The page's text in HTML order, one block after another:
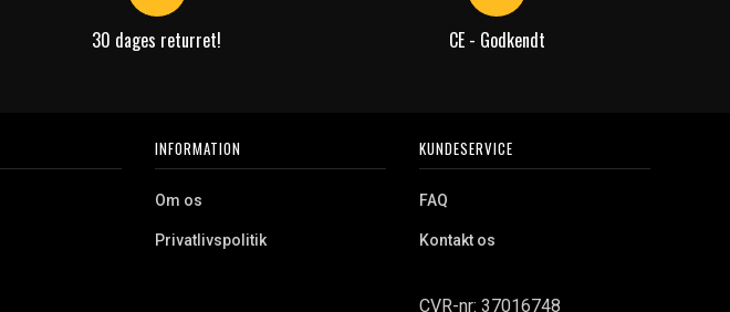
30 dages returret! CE - Godkendt
INFORMATION
Om os
Privatlivspolitik
KUNDESERVICE
FAQ
Kontakt os
CVR-nr: 37016748